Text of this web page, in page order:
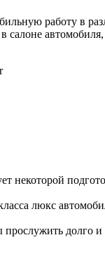
работу в
некоторой
люкс
долго